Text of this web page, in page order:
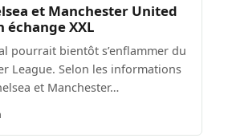
et Manchester United
échange XXL
pourrait bientôt s’enflammer du
League. Selon les informations
et Manchester…